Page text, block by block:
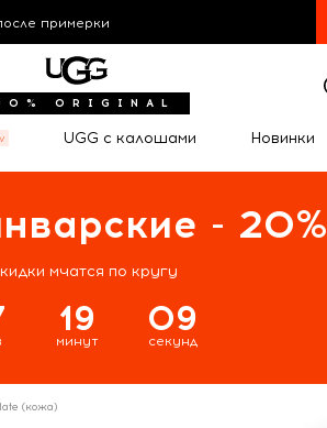
примерки
ORIGINAL
UGG с калошами Новинки
- 20%
мчатся по кругу
19
минут
09
секунд
(кожа)